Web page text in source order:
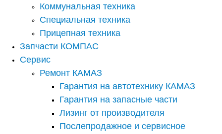
Коммунальная техника
Специальная техника
Прицепная техника
Запчасти КОМПАС
Сервис
Ремонт КАМАЗ
Гарантия на автотехнику КАМАЗ
Гарантия на запасные части
Лизинг от производителя
Послепродажное и сервисное